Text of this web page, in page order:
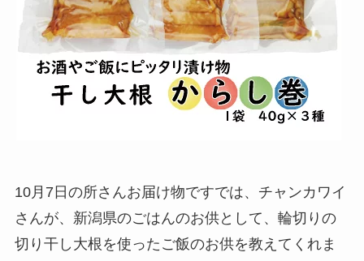
10月7日の所さんお届け物ですでは、チャンカワイ
さんが、新潟県のごはんのお供として、輪切りの
切り干し大根を使ったご飯のお供を教えてくれま